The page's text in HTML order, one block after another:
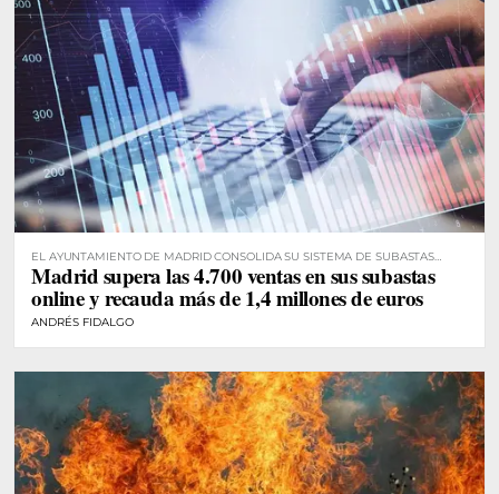
EL AYUNTAMIENTO DE MADRID CONSOLIDA SU SISTEMA DE SUBASTAS
DIGITALES
Madrid supera las 4.700 ventas en sus subastas
online y recauda más de 1,4 millones de euros
ANDRÉS FIDALGO